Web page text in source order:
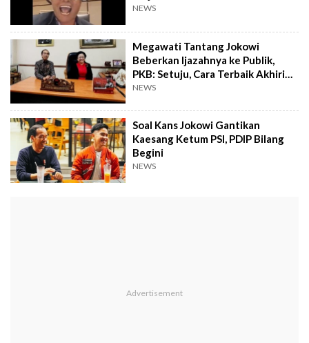
NEWS
Megawati Tantang Jokowi
Beberkan Ijazahnya ke Publik,
PKB: Setuju, Cara Terbaik Akhiri
Polemik
NEWS
Soal Kans Jokowi Gantikan
Kaesang Ketum PSI, PDIP Bilang
Begini
NEWS